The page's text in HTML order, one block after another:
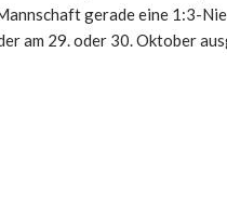
gerade eine 1:3-
am 29. oder 30. Oktober